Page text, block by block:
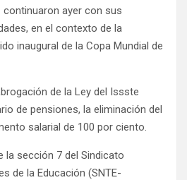
continuaron ayer con sus
en el contexto de la
inaugural de la Copa Mundial de
de la Ley del Issste
de pensiones, la eliminación del
salarial de 100 por ciento.
la sección 7 del Sindicato
de la Educación (SNTE-